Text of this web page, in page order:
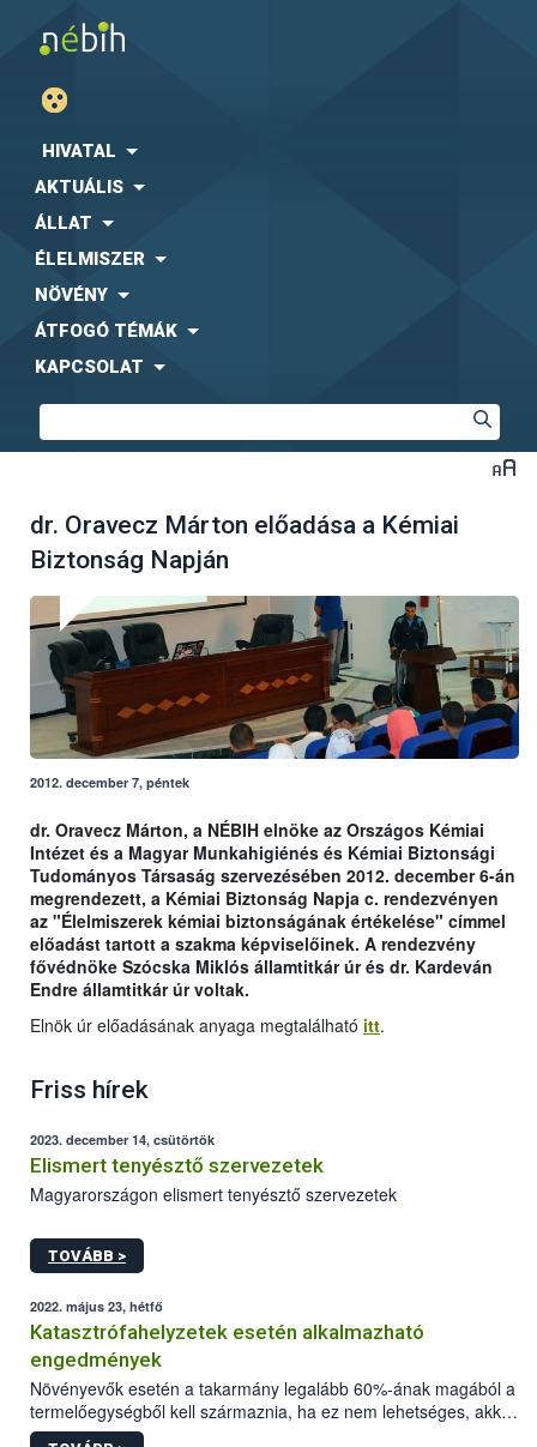
HIVATAL
AKTUÁLIS
ÁLLAT
ÉLELMISZER
NÖVÉNY
ÁTFOGÓ TÉMÁK
KAPCSOLAT
dr. Oravecz Márton előadása a Kémiai
Biztonság Napján
2012. december 7, péntek
dr. Oravecz Márton, a NÉBIH elnöke az Országos Kémiai
Intézet és a Magyar Munkahigiénés és Kémiai Biztonsági
Tudományos Társaság szervezésében 2012. december 6-án
megrendezett, a Kémiai Biztonság Napja c. rendezvényen
az "Élelmiszerek kémiai biztonságának értékelése" címmel
előadást tartott a szakma képviselőinek. A rendezvény
fővédnöke Szócska Miklós államtitkár úr és dr. Kardeván
Endre államtitkár úr voltak.
Elnök úr előadásának anyaga megtalálható itt.
Friss hírek
2023. december 14, csütörtök
Elismert tenyésztő szervezetek
Magyarországon elismert tenyésztő szervezetek
TOVÁBB >
2022. május 23, hétfő
Katasztrófahelyzetek esetén alkalmazható
engedmények
Növényevők esetén a takarmány legalább 60%-ának magából a
termelőegységből kell származnia, ha ez nem lehetséges, akkor
más ökológiai gazdaságokkal együttműködésben kell előállítani.